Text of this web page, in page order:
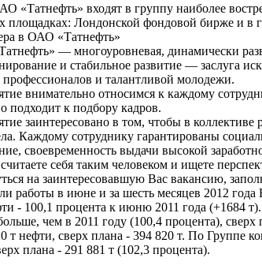
«Татнефть» входят в группу наиболее
площадках: Лондонской фондовой бирже и в
в ОАО «Татнефть»
— многоуровневая, динамически
и стабильное развитие — заслуга
и талантливой молодежи.
внимательно относимся к каждому
подходит к подбору кадров.
заинтересовано в том, чтобы в
Каждому сотруднику гарантированы
своевременность выдачи высокой
себя таким человеком и ищете
на заинтересовавшую Вас вакансию,
работы в июне и за шесть месяцев 2012
- 100,1 процента к июню 2011 года (+1684
чем в 2011 году (100,4 процента),
т нефти, сверх плана - 394 820 т. По Группе
плана - 291 881 т (102,3 процента).